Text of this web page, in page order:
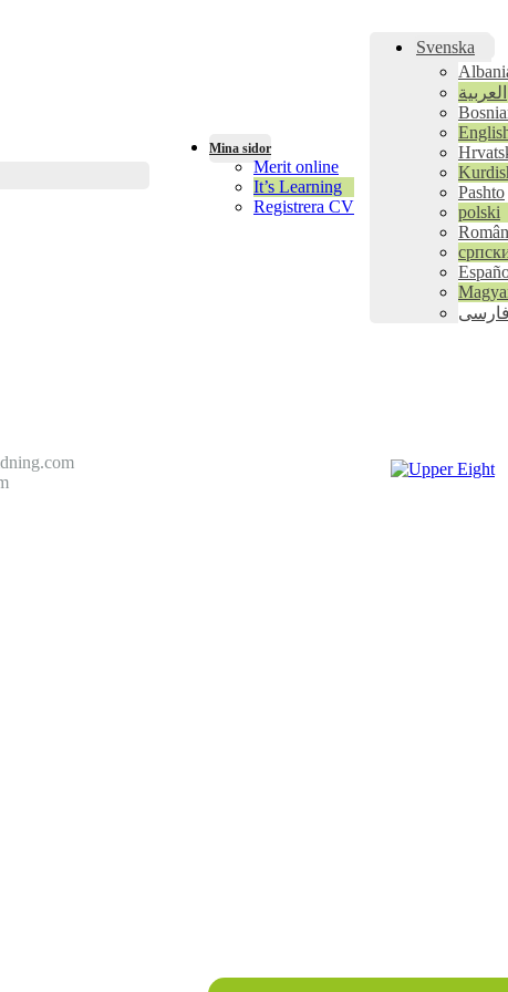
Mina sidor
Merit online
It’s Learning
Registrera CV
Svenska
العربية
Pashto
polski